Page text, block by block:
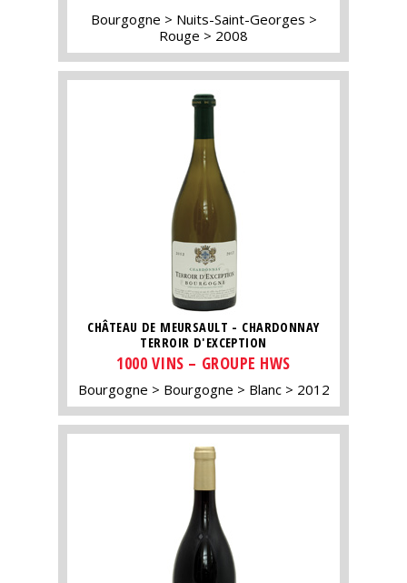
Bourgogne
Nuits-Saint-Georges
Rouge
2008
CHÂTEAU DE MEURSAULT - CHARDONNAY
TERROIR D'EXCEPTION
1000 VINS – GROUPE HWS
Bourgogne Bourgogne Blanc 2012